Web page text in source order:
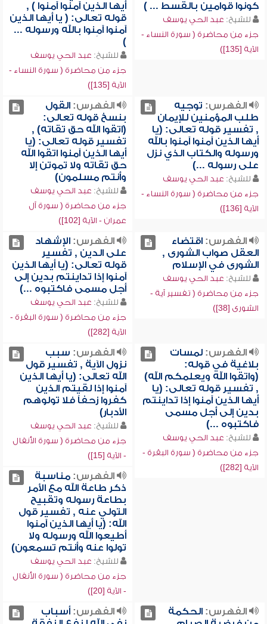
كونوا قوامين بالقسط ... )
للشيخ: عبد الحي يوسف
جزء من محاضرة ( سورة النساء -
الآية [135])
أيها الذين آمنوا آمنوا ) ,
قوله تعالى: ( يا أيها الذين
آمنوا آمِنوا بالله ورسوله ...
)
للشيخ: عبد الحي يوسف
جزء من محاضرة ( سورة النساء -
الآية [135])
الفهرس: توجيه
طلب المؤمنين للإيمان
, تفسير قوله تعالى: (يا
أيها الذين آمنوا آمنوا بالله
ورسوله والكتاب الذي نزل
على رسوله ...)
للشيخ: عبد الحي يوسف
جزء من محاضرة ( سورة النساء -
الآية [136])
الفهرس:القول
بنسخ قوله تعالى:
(اتقوا الله حق تقاته) ,
تفسير قوله تعالى: (يا
أيها الذين آمنوا اتقوا الله
حق تقاته ولا تموتن إلا
وأنتم مسلمون)
للشيخ: عبد الحي يوسف
جزء من محاضرة ( سورة آل
عمران - الآية [102])
الفهرس:اقتضاء
العقل صواب الشورى ,
الشورى في الإسلام
للشيخ: عبد الحي يوسف
جزء من محاضرة ( تفسير آية -
الشورى [38])
الفهرس:الإشهاد
على الدين , تفسير
قوله تعالى: (يا أيها الذين
آمنوا إذا تداينتم بدين إلى
أجل مسمى فاكتبوه ...)
للشيخ: عبد الحي يوسف
جزء من محاضرة ( سورة البقرة -
الآية [282])
الفهرس:لمسات
بلاغية في قوله:
(واتقوا الله ويعلمكم الله)
, تفسير قوله تعالى: (يا
أيها الذين آمنوا إذا تداينتم
بدين إلى أجل مسمى
فاكتبوه ...)
للشيخ: عبد الحي يوسف
جزء من محاضرة ( سورة البقرة -
الآية [282])
الفهرس: سبب
نزول الآية , تفسير قول
الله تعالى: (يا أيها الذين
آمنوا إذا لقيتم الذين
كفروا زحفاً فلا تولوهم
الأدبار)
للشيخ: عبد الحي يوسف
جزء من محاضرة ( سورة الأنفال
- الآية [15])
الفهرس:مناسبة
ذكر طاعة الله مع الأمر
بطاعة رسوله وتقبيح
التولي عنه , تفسير قول
الله: (يا أيها الذين آمنوا
أطيعوا الله ورسوله ولا
تولوا عنه وأنتم تسمعون)
للشيخ: عبد الحي يوسف
جزء من محاضرة ( سورة الأنفال
- الآية [20])
الفهرس:الحكمة
الفهرس:أسباب